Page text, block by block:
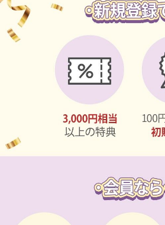
ケア用品
EYEしてる
カスタマーサービス
ショッピングガイド
アプリダウンロード